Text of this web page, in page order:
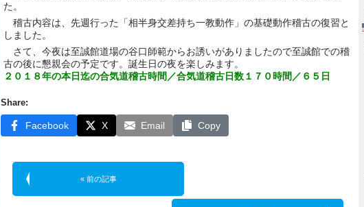
た。
稽古内容は、先週行った「相半身交差持ち一教動作」の基礎動作稽古の復習と
しました。
さて、今夜は至誠館道場の谷口師範からお誘いがありましたので至誠館での稽
古の後に懇親会の予定です。誕生日の夜を楽しみます。
２０１８年の本日迄の合気道稽古時間／合気道稽古日数１７０時間／６５日
Share:
Facebook X Email Copy
« 前の記事